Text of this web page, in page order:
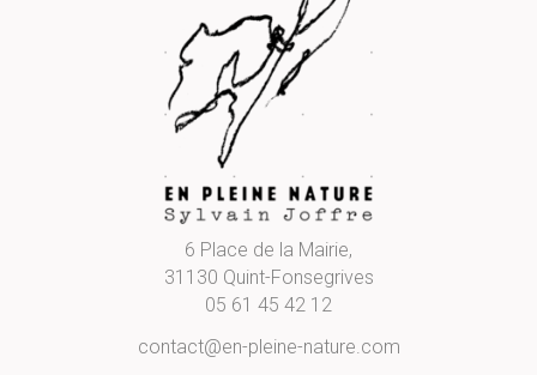
6 Place de la Mairie,
31130 Quint-Fonsegrives
05 61 45 42 12
contact@en-pleine-nature.com